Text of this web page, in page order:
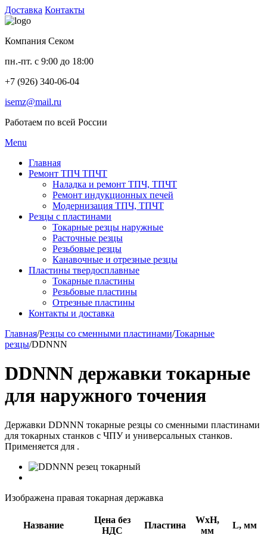
Доставка Контакты
Компания Секом
пн.-пт. с 9:00 до 18:00
+7 (926) 340-06-04
isemz@mail.ru
Работаем по всей России
Menu
Главная
Ремонт ТПЧ ТПЧТ
Наладка и ремонт ТПЧ, ТПЧТ
Ремонт индукционных печей
Модернизация ТПЧ, ТПЧТ
Резцы с пластинами
Токарные резцы наружные
Расточные резцы
Резьбовые резцы
Канавочные и отрезные резцы
Пластины твердосплавные
Токарные пластины
Резьбовые пластины
Отрезные пластины
Контакты и доставка
Главная/Резцы со сменными пластинами/Токарные
резцы/DDNNN
DDNNN державки токарные
для наружного точения
Державки DDNNN токарные резцы со сменными пластинами
для токарных станков с ЧПУ и универсальных станков.
Применяется для .
Изображена правая токарная державка
Название
Цена без
НДС
Пластина
WxH,
мм
L, мм